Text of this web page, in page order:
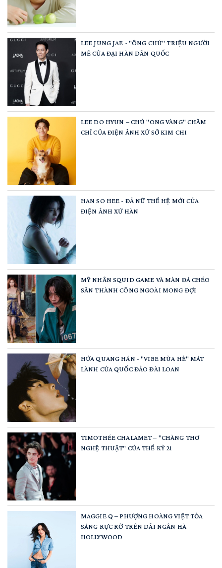
LEE JUNG JAE - "ÔNG CHÚ" TRIỆU NGƯỜI
MÊ CỦA ĐẠI HÀN DÂN QUỐC
LEE DO HYUN – CHÚ "ONG VÀNG" CHĂM
CHỈ CỦA ĐIỆN ẢNH XỬ SỞ KIM CHI
HAN SO HEE - ĐẢ NỮ THẾ HỆ MỚI CỦA
ĐIỆN ẢNH XỨ HÀN
MỸ NHÂN SQUID GAME VÀ MÀN ĐÁ CHÉO
SÂN THÀNH CÔNG NGOÀI MONG ĐỢI
HỨA QUANG HÁN - "VIBE MÙA HÈ" MÁT
LÀNH CỦA QUỐC ĐẢO ĐÀI LOAN
TIMOTHÉE CHALAMET – "CHÀNG THƠ
NGHỆ THUẬT" CỦA THẾ KỶ 21
MAGGIE Q – PHƯỢNG HOÀNG VIỆT TỎA
SÁNG RỰC RỠ TRÊN DẢI NGÂN HÀ
HOLLYWOOD